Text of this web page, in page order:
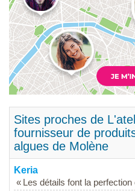
Sites proches de
fournisseur de
algues de Molène
Keria
« Les détails font la perfection